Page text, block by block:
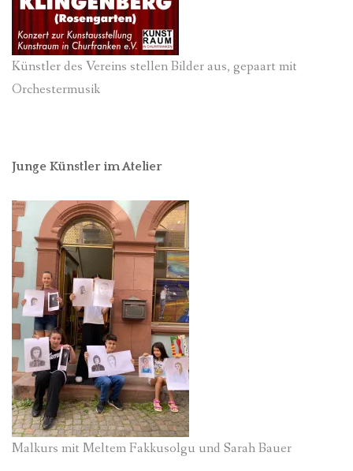
Künstler des Vereins stellen Bilder aus, gepaart mit
Orchestermusik
Junge Künstler im Atelier
Malkurs mit Meltem Fakkusolgu und Sarah Bauer